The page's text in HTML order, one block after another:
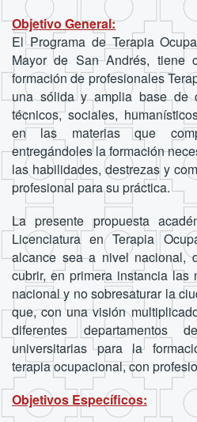
Objetivo General:
El Programa de Terapia
Mayor de San Andrés, tiene
formación de profesionales
una sólida y amplia base de
técnicos, sociales,
en las materias que
entregándoles la formación
las habilidades, destrezas y
profesional para su práctica.
La presente propuesta
Licenciatura en Terapia
alcance sea a nivel nacional,
cubrir, en primera instancia las
nacional y no sobresaturar la
que, con una visión
diferentes departamentos
universitarias para la
terapia ocupacional, con
Objetivos Específicos: